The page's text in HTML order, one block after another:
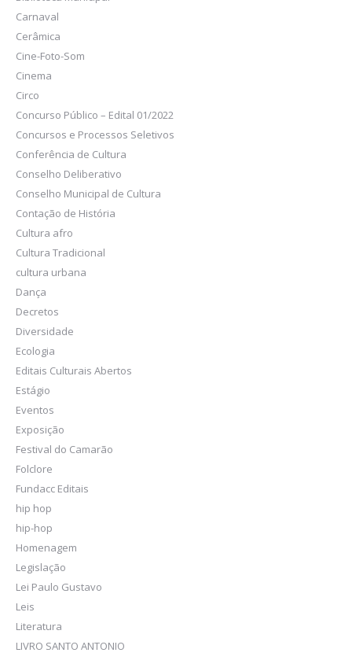
Carnaval
Cerâmica
Cine-Foto-Som
Cinema
Circo
Concurso Público – Edital 01/2022
Concursos e Processos Seletivos
Conferência de Cultura
Conselho Deliberativo
Conselho Municipal de Cultura
Contação de História
Cultura afro
Cultura Tradicional
cultura urbana
Dança
Decretos
Diversidade
Ecologia
Editais Culturais Abertos
Estágio
Eventos
Exposição
Festival do Camarão
Folclore
Fundacc Editais
hip hop
hip-hop
Homenagem
Legislação
Lei Paulo Gustavo
Leis
Literatura
LIVRO SANTO ANTONIO